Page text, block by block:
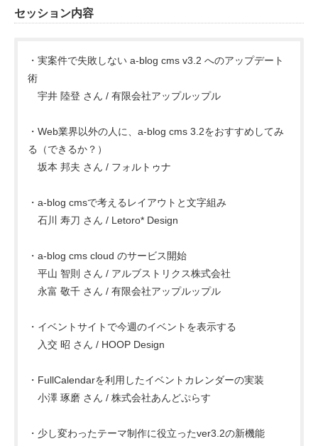
セッション内容
・実案件で失敗しない a-blog cms v3.2 へのアップデート
術
宇井 陸登 さん / 有限会社アップルップル
・Web業界以外の人に、a-blog cms 3.2をおすすめしてみ
る（できるか？）
坂本 邦夫 さん / フォルトゥナ
・a-blog cmsで考えるレイアウトと文字組み
石川 寿刀 さん / Letoro* Design
・a-blog cms cloud のサービス開始
平山 智則 さん / アルブストリクス株式会社
永富 敬千 さん / 有限会社アップルップル
・イベントサイトで今週のイベントを表示する
入交 昭 さん / HOOP Design
・FullCalendarを利用したイベントカレンダーの実装
小澤 琢磨 さん / 株式会社あんどぷらす
・少し変わったテーマ制作に役立ったver3.2の新機能